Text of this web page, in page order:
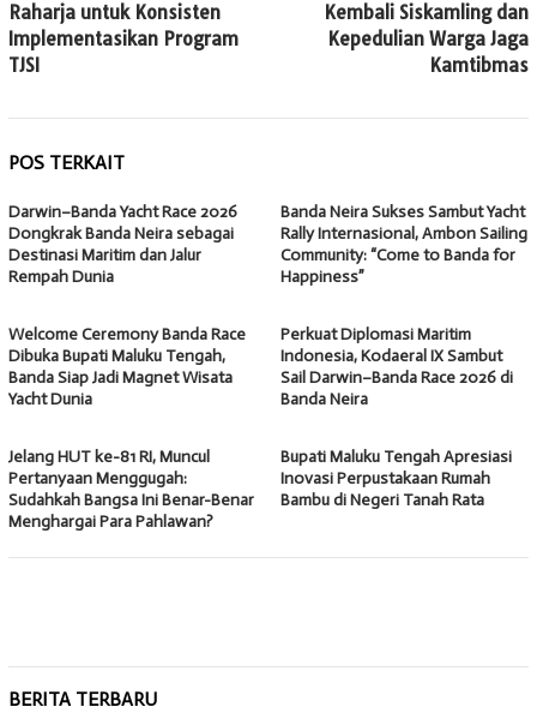
Raharja untuk Konsisten
Implementasikan Program
TJSI
Kembali Siskamling dan
Kepedulian Warga Jaga
Kamtibmas
POS TERKAIT
Darwin–Banda Yacht Race 2026
Dongkrak Banda Neira sebagai
Destinasi Maritim dan Jalur
Rempah Dunia
Banda Neira Sukses Sambut Yacht
Rally Internasional, Ambon Sailing
Community: “Come to Banda for
Happiness”
Welcome Ceremony Banda Race
Dibuka Bupati Maluku Tengah,
Banda Siap Jadi Magnet Wisata
Yacht Dunia
Perkuat Diplomasi Maritim
Indonesia, Kodaeral IX Sambut
Sail Darwin–Banda Race 2026 di
Banda Neira
Jelang HUT ke-81 RI, Muncul
Pertanyaan Menggugah:
Sudahkah Bangsa Ini Benar-Benar
Menghargai Para Pahlawan?
Bupati Maluku Tengah Apresiasi
Inovasi Perpustakaan Rumah
Bambu di Negeri Tanah Rata
BERITA TERBARU